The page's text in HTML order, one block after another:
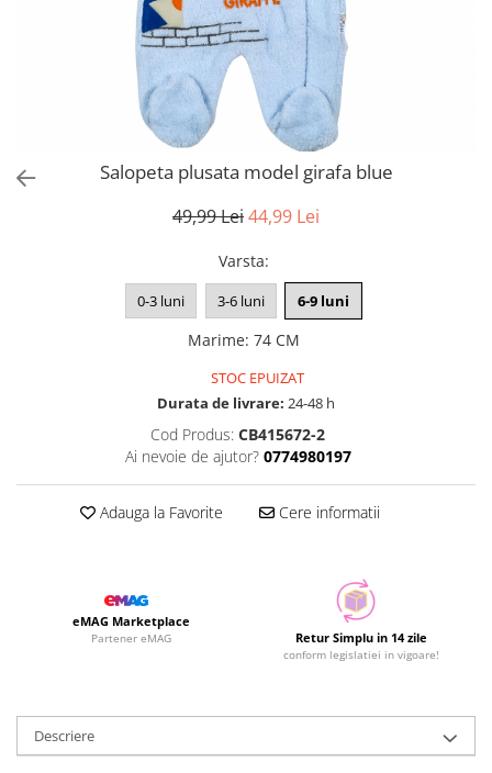
Salopeta plusata model girafa blue
49,99 Lei44,99 Lei
Varsta:
0-3 luni 3-6 luni 6-9 luni
Marime: 74 CM
STOC EPUIZAT
Durata de livrare: 24-48 h
Cod Produs: CB415672-2
Ai nevoie de ajutor? 0774980197
Adauga la Favorite Cere informatii
eMAG Marketplace
Partener eMAG Retur Simplu in 14 zile
conform legislatiei in vigoare!
Descriere